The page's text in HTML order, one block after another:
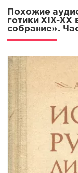
Похожие
готики XIX-XX
собрание».